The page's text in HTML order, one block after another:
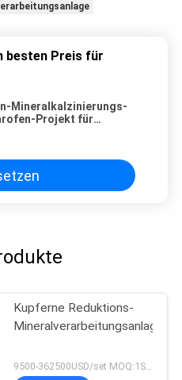
besten Preis für
Mineralkalzinierungs-
Projekt für
Kupferne Reduktions-
Mineralverarbeitungsanlage
9500-362500USD/set MOQ:1SET